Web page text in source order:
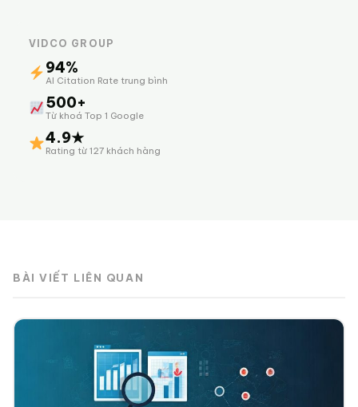
VIDCO GROUP
94%
AI Citation Rate trung bình
500+
Từ khoá Top 1 Google
4.9★
Rating từ 127 khách hàng
BÀI VIẾT LIÊN QUAN